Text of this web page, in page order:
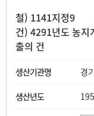
철) 1141지정9
건) 4291년도 농지
출의 건
경